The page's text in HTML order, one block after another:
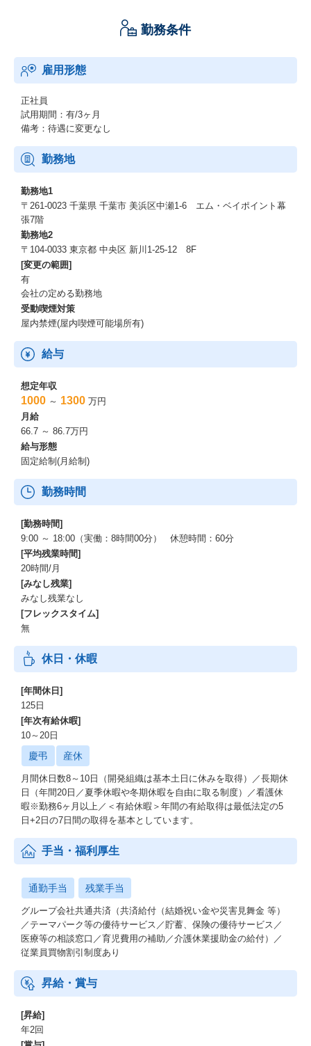
このスローガンのもと、私たちはテクノロジーの力で、日々の買
お客様の貴重な時間を創出。
仕事、子育て、趣味など、誰もが自分らしく輝ける、新しいライ
フスタイルの実現を目指しています。
ーーー世界最先端テクノロジーで挑む、食品EC「Green Beans」
ス技術を導入したオンラインマーケット「Green Beans」です。
2023年7月のサービス開始以来、特に共働き・子育て世代のお客様
から熱い支持をいただき、その利便性と品質で着実にファンを増
やしています。
イオングループ経営陣の期待も大きく、中期経営計画では成長戦
略の柱として明確に位置づけられています。
ーーー未来の社会インフラへ。共に創る、次のステージ。
「Green Beans」をさらに進化させ、日本の新しい社会インフラへ
と育て上げる。
そして、お客様の生活をもっと豊かに、もっと便利にするための
新規事業にも積極的に挑戦していきます。
ンに共感し、共に未来を切り拓いてくれる新しい仲間を心から歓
迎します！
イオンネクストの挑戦を支える、圧倒的なアドバンテージ
イオンネクストの挑戦は、イオングループの強固な基盤と世界最
先端のテクノロジーによって支えられています。
これらが、私たちのオンラインマーケット「Green Beans」の未来
を明るく照らす力です。
ーーー圧倒的な顧客基盤と事業スケール
2024年2月末現在、売上高9.5兆円超、5,000万人を超える会員数を
誇るイオングループ。
この揺るぎない基盤が、私たちの事業成長の強力なエンジンで
す。
ーーー膨大なデータと最先端AIの融合
年間14億件超の購買データや生活データを、最新のAIアルゴリズ
ムで分析。
お客様一人ひとりに最適な提案と、効率的な物流計画を実現し、
未来の顧客体験を革新します。
ーーー世界基準の自動化テクノロジー
英国Ocado社と連携したAI・ロボット駆使の大型自動倉庫（CF
C）により、高効率・高品質な配送サービスを提供。
この進化するテクノロジーが、私たちの競争力の源泉です。
AIが変えるプロダクト開発と組織体制
【「バイブネイティブ組織」を意識した体制づくり】
2025年3月に新体制へと移行したタイミングで、バイブコーディン
グ（人間が一切コードを書かずに、AIがプログラミングする手
法）が登場し、
生成AIの技術に大きなブレイクスルーが起きました。
加えてアウトカム達成のためにはプロダクトマネジメントやユー
ザーリサーチなど、専門的なノウハウを持つプロ人材が不可欠で
それが生成AIとディープリサーチの活用によって、これまで把握
しきれなかったビジネスの複雑な背景や要件を把握することが可
能になりました。
私たちはAIを千載一遇のチャンスと捉え、その能力を最大限に引
き出すことが重要だと考えています。
今年はプロダクトマネジメント組織としてチームを運営していま
すが、AIのさらなる進化によってはその体制自体に変化を起こせ
るかもしれない。
そう感じており、来年度にはAI前提の新たな開発組織のあり方で
ある「バイブネイティブ組織」へと刷新していこうと計画してい
ます。
勤務条件
雇用形態
正社員
試用期間：有/3ヶ月
備考：待遇に変更なし
勤務地
勤務地1
〒261-0023 千葉県 千葉市 美浜区中瀬1-6 エム・ベイポイント幕
張7階
勤務地2
〒104-0033 東京都 中央区 新川1-25-12 8F
[変更の範囲]
有
会社の定める勤務地
受動喫煙対策
屋内禁煙(屋内喫煙可能場所有)
給与
想定年収
1000 ～ 1300 万円
月給
66.7 ～ 86.7万円
給与形態
固定給制(月給制)
勤務時間
[勤務時間]
9:00 ～ 18:00（実働：8時間00分） 休憩時間：60分
[平均残業時間]
20時間/月
[みなし残業]
みなし残業なし
[フレックスタイム]
無
休日・休暇
[年間休日]
125日
[年次有給休暇]
10～20日
慶弔 産休
月間休日数8～10日（開発組織は基本土日に休みを取得）／長期休
日（年間20日／夏季休暇や冬期休暇を自由に取る制度）／看護休
暇※勤務6ヶ月以上／＜有給休暇＞年間の有給取得は最低法定の5
日+2日の7日間の取得を基本としています。
手当・福利厚生
通勤手当 残業手当
グループ会社共通共済（共済給付（結婚祝い金や災害見舞金 等）
／テーマパーク等の優待サービス／貯蓄、保険の優待サービス／
医療等の相談窓口／育児費用の補助／介護休業援助金の給付）／
従業員買物割引制度あり
昇給・賞与
[昇給]
年2回